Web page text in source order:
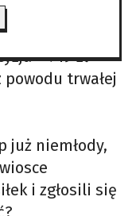
rzeki wyławiał.
raz. Po wielu
– 719 zł
powodu trwałej
już niemłody,
i zgłosili się